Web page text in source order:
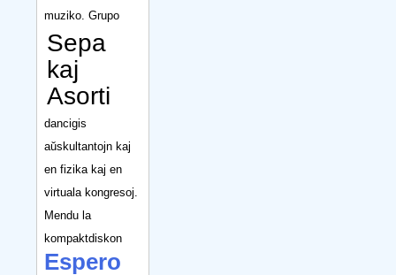
muziko. Grupo
Sepa
kaj
Asorti
dancigis
aŭskultantojn kaj
en fizika kaj en
virtuala kongresoj.
Mendu la
kompaktdiskon
Espero